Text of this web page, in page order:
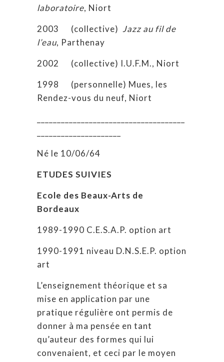
laboratoire, Niort
2003 (collective) Jazz au fil de
l’eau, Parthenay
2002 (collective) I.U.F.M., Niort
1998 (personnelle) Mues, les
Rendez-vous du neuf, Niort
Né le 10/06/64
ETUDES SUIVIES
Ecole des Beaux-Arts de
Bordeaux
1989-1990 C.E.S.A.P. option art
1990-1991 niveau D.N.S.E.P. option
art
L’enseignement théorique et sa
mise en application par une
pratique régulière ont permis de
donner à ma pensée en tant
qu’auteur des formes qui lui
convenaient, et ceci par le moyen